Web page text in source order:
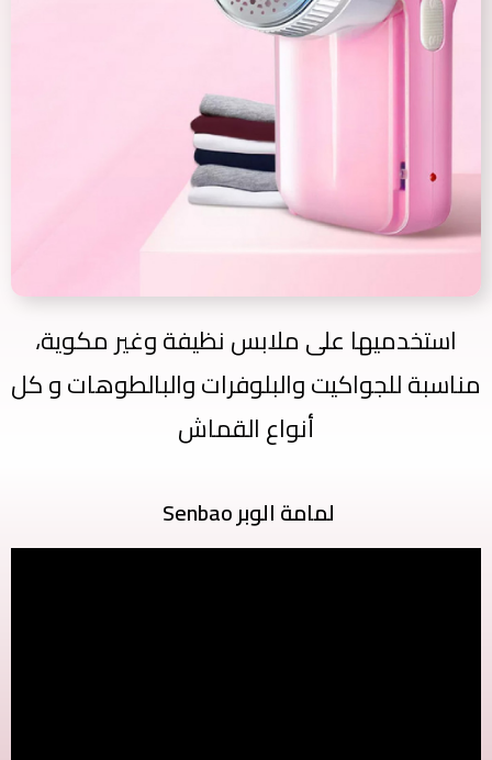
استخدميها على ملابس نظيفة وغير مكوية،
مناسبة للجواكيت والبلوفرات والبالطوهات و كل
أنواع القماش
لمامة الوبر Senbao